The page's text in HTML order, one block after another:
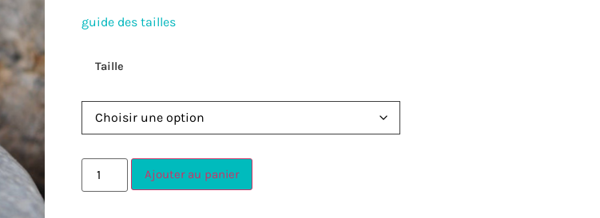
guide des tailles
Taille
Ajouter au panier